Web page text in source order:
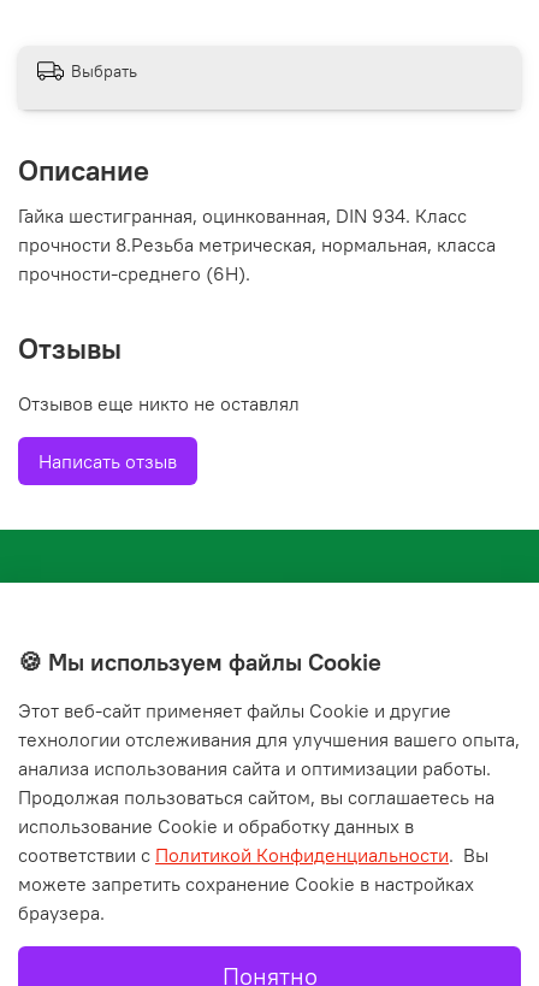
Выбрать
Описание
Гайка шестигранная, оцинкованная, DIN 934. Класс
прочности 8.Резьба метрическая, нормальная, класса
прочности-среднего (6Н).
Отзывы
Отзывов еще никто не оставлял
Написать отзыв
+7(843) 210-20-24
Мы в соц. сетях
🍪 Мы используем файлы Cookie
Этот веб‑сайт применяет файлы Cookie и другие
технологии отслеживания для улучшения вашего опыта,
анализа использования сайта и оптимизации работы.
Продолжая пользоваться сайтом, вы соглашаетесь на
использование Cookie и обработку данных в
соответствии с Политикой Конфиденциальности. Вы
можете запретить сохранение Cookie в настройках
браузера.
Понятно